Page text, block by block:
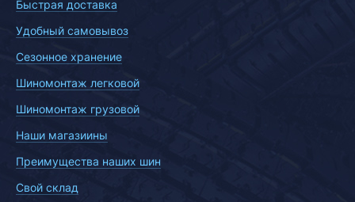
Быстрая доставка
Удобный самовывоз
Сезонное хранение
Шиномонтаж легковой
Шиномонтаж грузовой
Наши магазиины
Преимущества наших шин
Свой склад